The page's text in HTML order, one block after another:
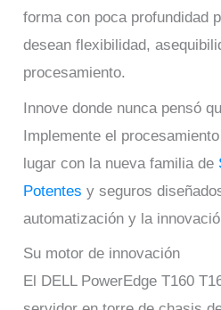
forma con poca profundidad
desean flexibilidad,
procesamiento.
Innove donde nunca pensó
Implemente el
lugar con la nueva familia de
Potentes y seguros
automatización y la
Su motor de innovación
El DELL PowerEdge T160